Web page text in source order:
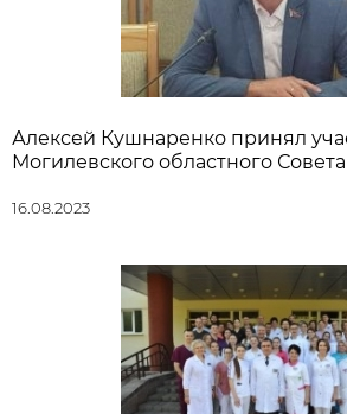
Алексей Кушнаренко принял
Могилевского областного
16.08.2023